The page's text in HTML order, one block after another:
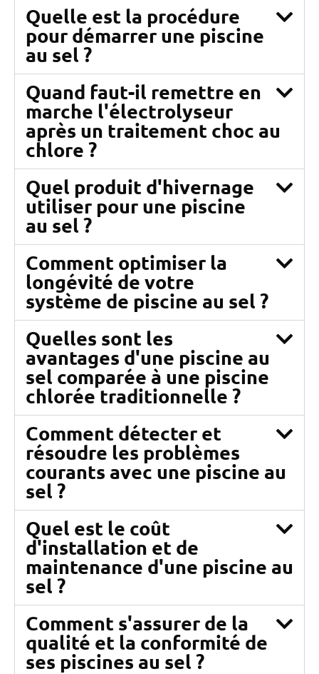
Quelle est la procédure
pour démarrer une piscine
au sel ?
Quand faut-il remettre en
marche l'électrolyseur
après un traitement choc au
chlore ?
Quel produit d'hivernage
utiliser pour une piscine
au sel ?
Comment optimiser la
longévité de votre
système de piscine au sel ?
Quelles sont les
avantages d'une piscine au
sel comparée à une piscine
chlorée traditionnelle ?
Comment détecter et
résoudre les problèmes
courants avec une piscine au
sel ?
Quel est le coût
d'installation et de
maintenance d'une piscine au
sel ?
Comment s'assurer de la
qualité et la conformité de
ses piscines au sel ?